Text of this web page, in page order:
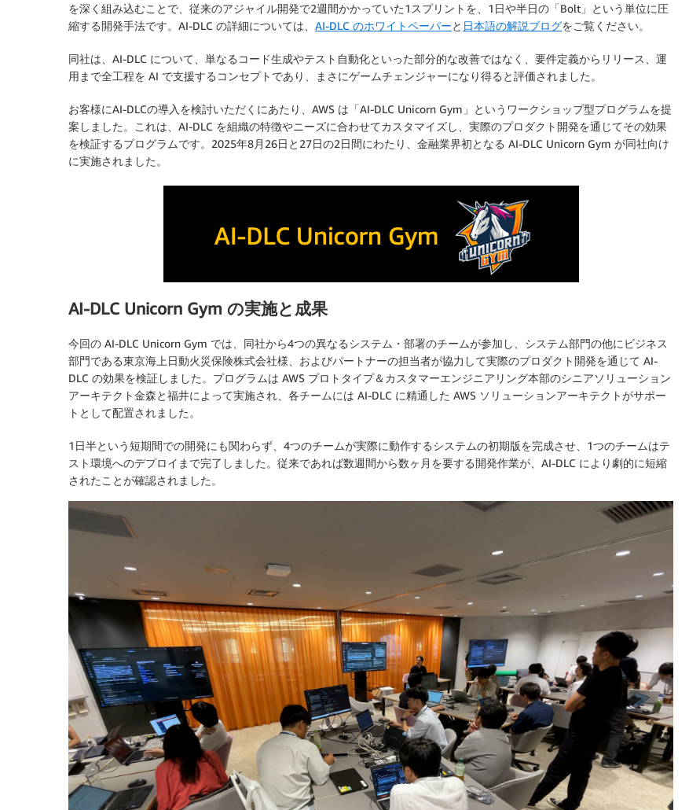
を深く組み込むことで、従来のアジャイル開発で2週間かかっていた1スプリントを、1日や半日の「Bolt」という単位に圧
縮する開発手法です。AI-DLC の詳細については、 AI-DLC のホワイトペーパーと 日本語の解説ブログをご覧ください。
同社は、AI-DLC について、単なるコード生成やテスト自動化といった部分的な改善ではなく、要件定義からリリース、運
用まで全工程を AI で支援するコンセプトであり、まさにゲームチェンジャーになり得ると評価されました。
お客様にAI-DLCの導入を検討いただくにあたり、AWS は「AI-DLC Unicorn Gym」というワークショップ型プログラムを提
案しました。これは、AI-DLC を組織の特徴やニーズに合わせてカスタマイズし、実際のプロダクト開発を通じてその効果
を検証するプログラムです。2025年8月26日と27日の2日間にわたり、金融業界初となる AI-DLC Unicorn Gym が同社向け
に実施されました。
AI-DLC Unicorn Gym の実施と成果
今回の AI-DLC Unicorn Gym では、同社から4つの異なるシステム・部署のチームが参加し、システム部門の他にビジネス
部門である東京海上日動火災保険株式会社様、およびパートナーの担当者が協力して実際のプロダクト開発を通じて AI-
DLC の効果を検証しました。プログラムは AWS プロトタイプ＆カスタマーエンジニアリング本部のシニアソリューション
アーキテクト金森と福井によって実施され、各チームには AI-DLC に精通した AWS ソリューションアーキテクトがサポー
トとして配置されました。
1日半という短期間での開発にも関わらず、4つのチームが実際に動作するシステムの初期版を完成させ、1つのチームはテ
スト環境へのデプロイまで完了しました。従来であれば数週間から数ヶ月を要する開発作業が、AI-DLC により劇的に短縮
されたことが確認されました。